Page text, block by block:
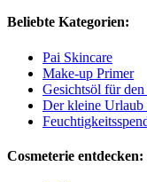
Beliebte Kategorien:
Pai Skincare
Make-up Primer
Gesichtsöl für den
Der kleine Urlaub
Cosmeterie entdecken: